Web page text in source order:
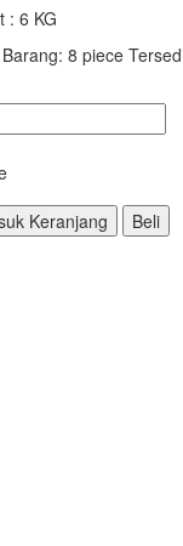
: 6 KG
8 piece
Keranjang Beli